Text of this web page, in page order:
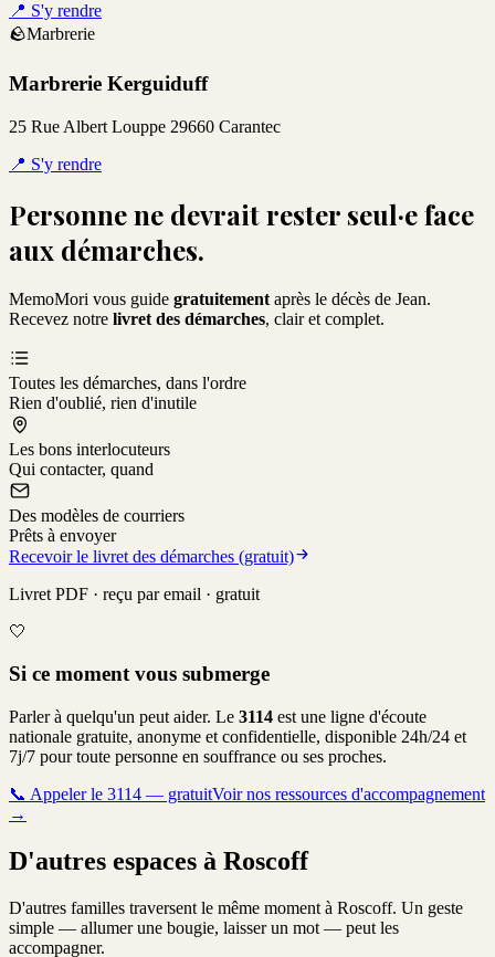
📍 S'y rendre
🪨Marbrerie
Marbrerie Kerguiduff
25 Rue Albert Louppe 29660 Carantec
📍 S'y rendre
Personne ne devrait rester seul·e face
aux démarches.
MemoMori vous guide gratuitement après le décès de Jean.
Recevez notre livret des démarches, clair et complet.
Toutes les démarches, dans l'ordre
Rien d'oublié, rien d'inutile
Les bons interlocuteurs
Qui contacter, quand
Des modèles de courriers
Prêts à envoyer
Recevoir le livret des démarches (gratuit)
Livret PDF · reçu par email · gratuit
🤍
Si ce moment vous submerge
Parler à quelqu'un peut aider. Le 3114 est une ligne d'écoute
nationale gratuite, anonyme et confidentielle, disponible 24h/24 et
7j/7 pour toute personne en souffrance ou ses proches.
📞 Appeler le 3114 — gratuitVoir nos ressources d'accompagnement
→
D'autres espaces à Roscoff
D'autres familles traversent le même moment à Roscoff. Un geste
simple — allumer une bougie, laisser un mot — peut les
accompagner.